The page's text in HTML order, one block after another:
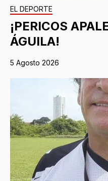
EL DEPORTE
¡PERICOS
ÁGUILA!
5 Agosto 2026